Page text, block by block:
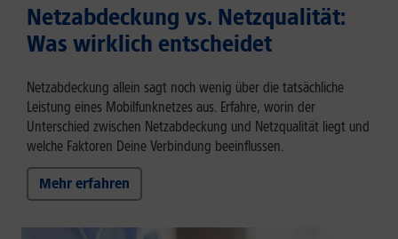
Netzabdeckung vs. Netzqualität:
Was wirklich entscheidet
Netzabdeckung allein sagt noch wenig über die tatsächliche
Leistung eines Mobilfunknetzes aus. Erfahre, worin der
Unterschied zwischen Netzabdeckung und Netzqualität liegt und
welche Faktoren Deine Verbindung beeinflussen.
Mehr erfahren